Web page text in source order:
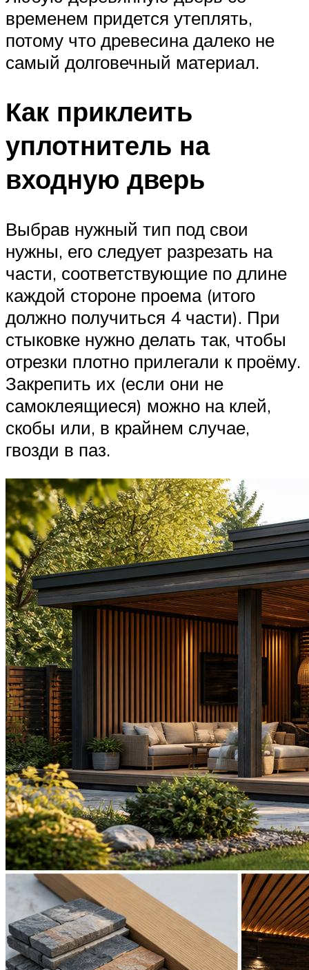
временем придется утеплять,
потому что древесина далеко не
самый долговечный материал.
Как приклеить
уплотнитель на
входную дверь
Выбрав нужный тип под свои
нужны, его следует разрезать на
части, соответствующие по длине
каждой стороне проема (итого
должно получиться 4 части). При
стыковке нужно делать так, чтобы
отрезки плотно прилегали к проёму.
Закрепить их (если они не
самоклеящиеся) можно на клей,
скобы или, в крайнем случае,
гвозди в паз.